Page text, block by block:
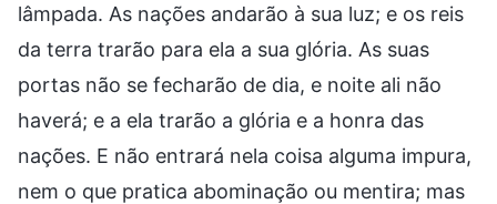
lâmpada. As nações andarão à sua luz; e os reis
da terra trarão para ela a sua glória. As suas
portas não se fecharão de dia, e noite ali não
haverá; e a ela trarão a glória e a honra das
nações. E não entrará nela coisa alguma impura,
nem o que pratica abominação ou mentira; mas